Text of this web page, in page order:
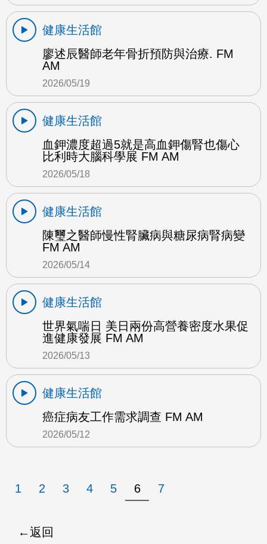
健康生活館
廖述辰醫師老年骨折預防與治療. FM
AM
2026/05/19
健康生活館
血鉀濃度超過5就是高血鉀傷腎也傷心
比利時大腦科學展 FM AM
2026/05/18
健康生活館
陳璽之醫師慢性腎臟病與糖尿病腎病變
FM AM
2026/05/14
健康生活館
世界氣喘日 美日兩份高營養密度水果促
進健康發展 FM AM
2026/05/13
健康生活館
癌症病友工作需求調查 FM AM
2026/05/12
1 2 3 4 5 6 7
返回